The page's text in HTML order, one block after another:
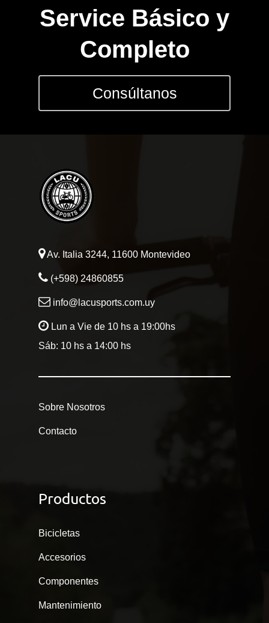
Service Básico y
Completo
Consúltanos
Av. Italia 3244, 11600 Montevideo
(+598) 24860855
info@lacusports.com.uy
Lun a Vie de 10 hs a 19:00hs
Sáb: 10 hs a 14:00 hs
Sobre Nosotros
Contacto
Productos
Bicicletas
Accesorios
Componentes
Mantenimiento